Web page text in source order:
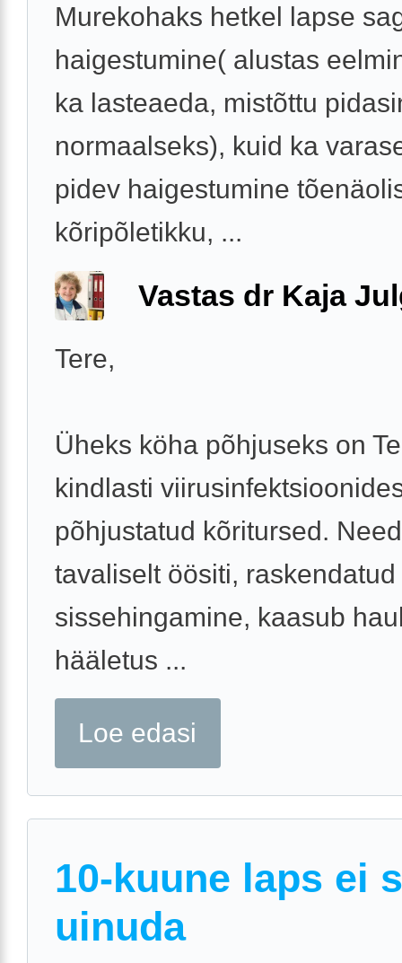
Murekohaks hetkel lapse
haigestumine( alustas
ka lasteaeda, mistõttu
normaalseks), kuid ka
pidev haigestumine
kõripõletikku, ...
Vastas dr Kaja
Tere,
Üheks köha põhjuseks on
kindlasti
põhjustatud kõritursed.
tavaliselt öösiti, raskendatud
sissehingamine, kaasub
hääletus ...
Loe edasi
10-kuune laps ei
uinuda